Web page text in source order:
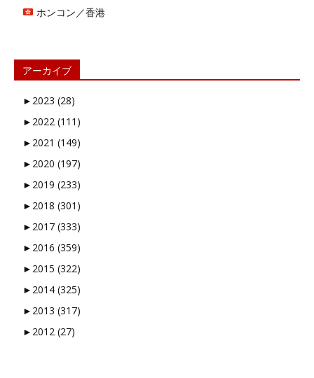
ホンコン／香港
アーカイブ
► 2023 (28)
► 2022 (111)
► 2021 (149)
► 2020 (197)
► 2019 (233)
► 2018 (301)
► 2017 (333)
► 2016 (359)
► 2015 (322)
► 2014 (325)
► 2013 (317)
► 2012 (27)